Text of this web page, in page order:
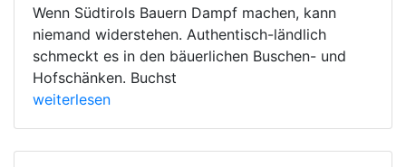
Wenn Südtirols Bauern Dampf machen, kann
niemand widerstehen. Authentisch-ländlich
schmeckt es in den bäuerlichen Buschen- und
Hofschänken. Buchst
weiterlesen